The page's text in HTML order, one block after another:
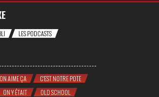
LES PODCASTS
ON AIME ÇA
C'EST NOTRE POTE
ON Y ÉTAIT
OLD SCHOOL